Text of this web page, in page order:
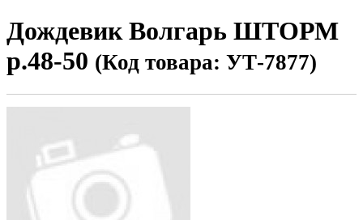
Дождевик Волгарь ШТОРМ
р.48-50 (Код товара: УТ-7877)